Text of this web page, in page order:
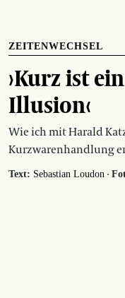
ZEITENWECHSEL
›Kurz ist
Illusion‹
Wie ich mit Harald
Kurzwarenhandlung
Text: Sebastian Loudon ·